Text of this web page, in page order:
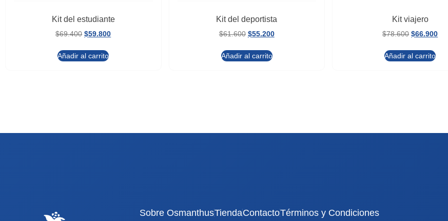
Kit del estudiante
$69.400 $59.800
Añadir al carrito
Kit del deportista
$61.600 $55.200
Añadir al carrito
Kit viajero
$78.600 $66.900
Añadir al carrito
Sobre OsmanthusTiendaContactoTérminos y Condiciones